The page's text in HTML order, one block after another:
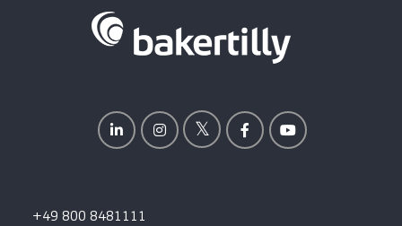
+49 800 8481111